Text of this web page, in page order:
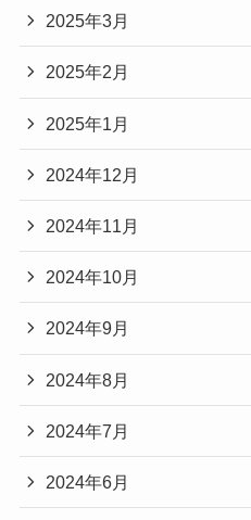
2025年3月
2025年2月
2025年1月
2024年12月
2024年11月
2024年10月
2024年9月
2024年8月
2024年7月
2024年6月